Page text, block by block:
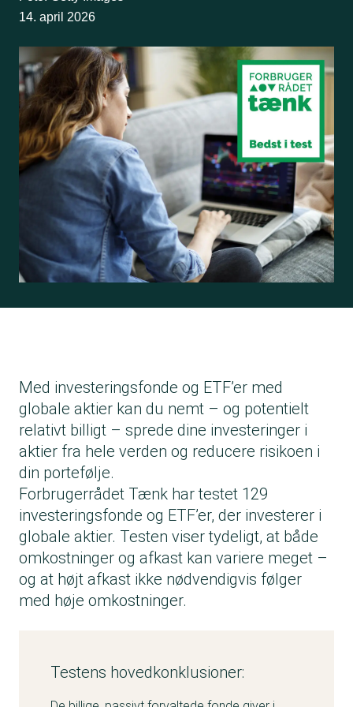
14. april 2026
Med investeringsfonde og ETF’er med
globale aktier kan du nemt – og potentielt
relativt billigt – sprede dine investeringer i
aktier fra hele verden og reducere risikoen i
din portefølje.
Forbrugerrådet Tænk har testet 129
investeringsfonde og ETF’er, der investerer i
globale aktier. Testen viser tydeligt, at både
omkostninger og afkast kan variere meget –
og at højt afkast ikke nødvendigvis følger
med høje omkostninger.
Testens hovedkonklusioner: